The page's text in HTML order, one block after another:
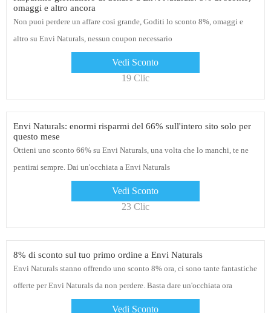
omaggi e altro ancora
Non puoi perdere un affare così grande, Goditi lo sconto 8%, omaggi e
altro su Envi Naturals, nessun coupon necessario
Vedi Sconto
19 Clic
Envi Naturals: enormi risparmi del 66% sull'intero sito solo per
questo mese
Ottieni uno sconto 66% su Envi Naturals, una volta che lo manchi, te ne
pentirai sempre. Dai un'occhiata a Envi Naturals
Vedi Sconto
23 Clic
8% di sconto sul tuo primo ordine a Envi Naturals
Envi Naturals stanno offrendo uno sconto 8% ora, ci sono tante fantastiche
offerte per Envi Naturals da non perdere. Basta dare un'occhiata ora
Vedi Sconto